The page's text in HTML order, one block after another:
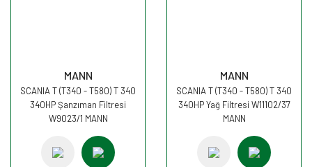
MANN
SCANIA T (T340 - T580) T 340
340HP Şanzıman Filtresi
W9023/1 MANN
MANN
SCANIA T (T340 - T580) T 340
340HP Yağ Filtresi W11102/37
MANN